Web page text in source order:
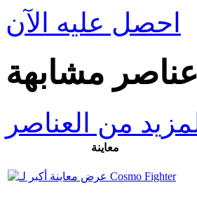
احصل عليه الآن
عناصر مشابهة
من العناصر
معاينة